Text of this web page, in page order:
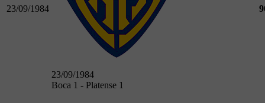
23/09/1984
23/09/1984
Boca 1 - Platense 1